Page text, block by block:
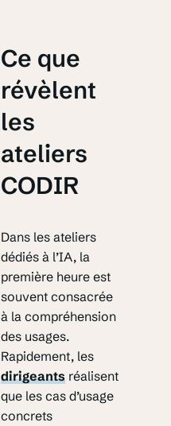
Ce que
révèlent
les
ateliers
CODIR
Dans les ateliers
dédiés à l’IA, la
première heure est
souvent consacrée
à la compréhension
des usages.
Rapidement, les
dirigeantsréalisent
que les cas d’usage
concrets